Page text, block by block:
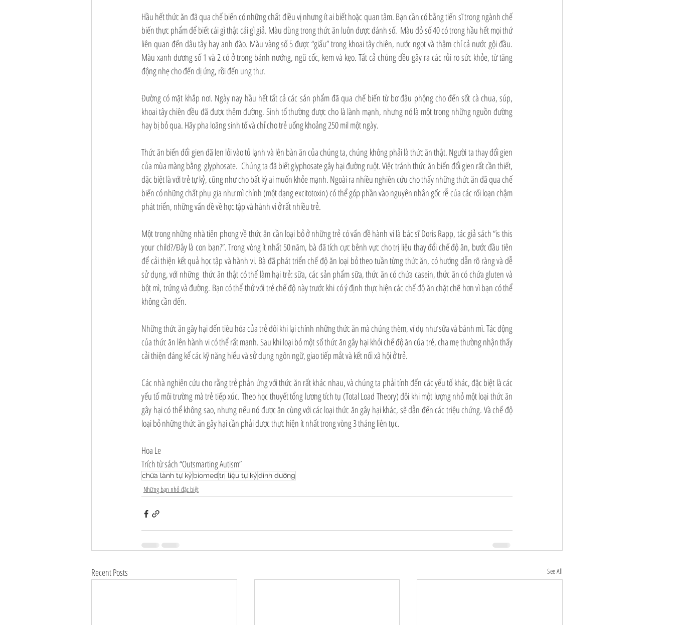
Hầu hết thức ăn đã qua chế biến có những chất điều vị nhưng ít ai biết hoặc quan tâm. Bạn cần có bằng tiến sĩ trong ngành chế
biến thực phẩm để biết cái gì thật cái gì giả. Màu dùng trong thức ăn luôn được đánh số.  Màu đỏ số 40 có trong hầu hết mọi thứ
liên quan đến dâu tây hay anh đào. Màu vàng số 5 được “giấu” trong khoai tây chiên, nước ngọt và thậm chí cả nước gội đầu.
Màu xanh dương số 1 và 2 có ở trong bánh nướng, ngũ cốc, kem và kẹo. Tất cả chúng đều gây ra các rủi ro sức khỏe, từ tăng
động nhẹ cho đến dị ứng, rồi đến ung thư.
Đường có mặt khắp nơi. Ngày nay hầu hết tất cả các sản phẩm đã qua chế biến từ bơ đậu phộng cho đến sốt cà chua, súp,
khoai tây chiên đều đã được thêm đường. Sinh tố thường được cho là lành mạnh, nhưng nó là một trong những nguồn đường
hay bị bỏ qua. Hãy pha loãng sinh tố và chỉ cho trẻ uống khoảng 250 mil một ngày.
Thức ăn biến đổi gien đã len lỏi vào tủ lạnh và lên bàn ăn của chúng ta, chúng không phải là thức ăn thật. Người ta thay đổi gien
của mùa màng bằng  glyphosate.  Chúng ta đã biết glyphosate gây hại đường ruột. Việc tránh thức ăn biến đổi gien rất cần thiết,
đặc biệt là với trẻ tự kỷ, cũng như cho bất kỳ ai muốn khỏe mạnh. Ngoài ra nhiều nghiên cứu cho thấy những thức ăn đã qua chế
biến có những chất phụ gia như mì chính (một dạng excitotoxin) có thể góp phần vào nguyên nhân gốc rễ của các rối loạn chậm
phát triển, những vấn đề về học tập và hành vi ở rất nhiều trẻ.
Một trong những nhà tiên phong về thức ăn cần loại bỏ ở những trẻ có vấn đề hành vi là bác sĩ Doris Rapp, tác giả sách “is this
your child?/Đây là con bạn?”. Trong vòng ít nhất 50 năm, bà đã tích cực bênh vực cho trị liệu thay đổi chế độ ăn, bước đầu tiên
để cải thiện kết quả học tập và hành vi. Bà đã phát triển chế độ ăn loại bỏ theo tuần từng thức ăn, có hướng dẫn rõ ràng và dễ
sử dụng, với những  thức ăn thật có thể làm hại trẻ: sữa, các sản phẩm sữa, thức ăn có chứa casein, thức ăn có chứa gluten và
bột mì, trứng và đường. Bạn có thể thử với trẻ chế độ này trước khi có ý định thực hiện các chế độ ăn chặt chẽ hơn vì bạn có thể
không cần đến.
Những thức ăn gây hại đến tiêu hóa của trẻ đôi khi lại chính những thức ăn mà chúng thèm, ví dụ như sữa và bánh mì. Tác động
của thức ăn lên hành vi có thể rất mạnh. Sau khi loại bỏ một số thức ăn gây hại khỏi chế độ ăn của trẻ, cha mẹ thường nhận thấy
cải thiện đáng kể các kỹ năng hiểu và sử dụng ngôn ngữ, giao tiếp mắt và kết nối xã hội ở trẻ.
Các nhà nghiên cứu cho rằng trẻ phản ứng với thức ăn rất khác nhau, và chúng ta phải tính đến các yếu tố khác, đặc biệt là các
yếu tố môi trường mà trẻ tiếp xúc. Theo học thuyết tổng lương tích tụ (Total Load Theory) đôi khi một lượng nhỏ một loại thức ăn
gây hại có thể không sao, nhưng nếu nó được ăn cùng với các loại thức ăn gây hại khác, sẽ dẫn đến các triệu chứng. Và chế độ
loại bỏ những thức ăn gây hại cần phải được thực hiện ít nhất trong vòng 3 tháng liên tục.
Hoa Le
Trích từ sách “Outsmarting Autism”
chữa lành tự kỷ biomedtrị liệu tự kỷdinh dưỡng
Những bạn nhỏ đặc biệt
Recent Posts See All